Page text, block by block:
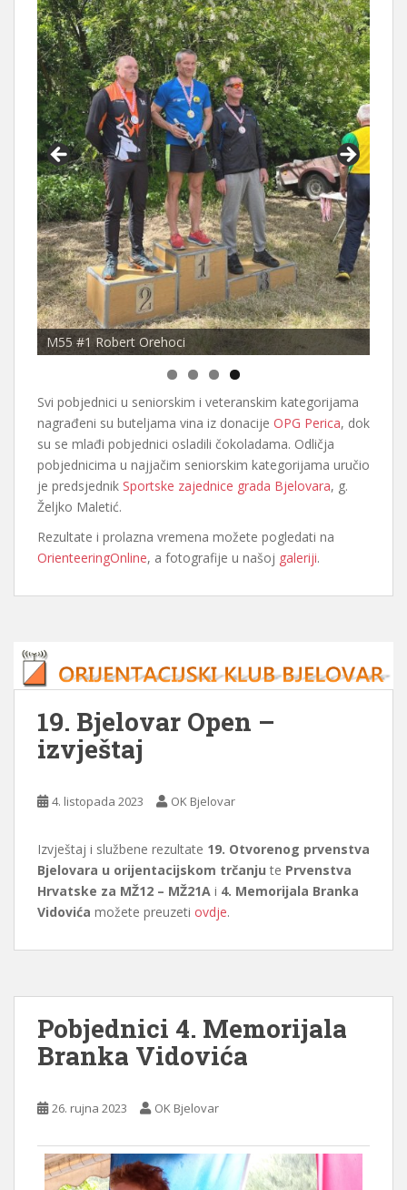
M55 #1 Robert Orehoci
Svi pobjednici u seniorskim i veteranskim kategorijama
nagrađeni su buteljama vina iz donacije OPG Perica, dok
su se mlađi pobjednici osladili čokoladama. Odličja
pobjednicima u najjačim seniorskim kategorijama uručio
je predsjednik Sportske zajednice grada Bjelovara, g.
Željko Maletić.
Rezultate i prolazna vremena možete pogledati na
OrienteeringOnline, a fotografije u našoj galeriji.
19. Bjelovar Open –
izvještaj
4. listopada 2023 OK Bjelovar
Izvještaj i službene rezultate 19. Otvorenog prvenstva
Bjelovara u orijentacijskom trčanju te Prvenstva
Hrvatske za MŽ12 – MŽ21A i 4. Memorijala Branka
Vidovića možete preuzeti ovdje.
Pobjednici 4. Memorijala
Branka Vidovića
26. rujna 2023 OK Bjelovar